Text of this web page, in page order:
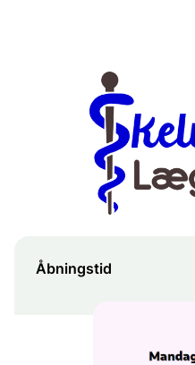
Åbningstid